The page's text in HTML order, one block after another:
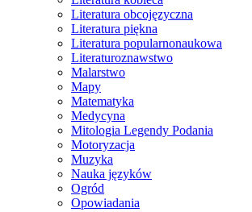
Literatura obcojęzyczna
Literatura piękna
Literatura popularnonaukowa
Literaturoznawstwo
Malarstwo
Mapy
Matematyka
Medycyna
Mitologia Legendy Podania
Motoryzacja
Muzyka
Nauka języków
Ogród
Opowiadania